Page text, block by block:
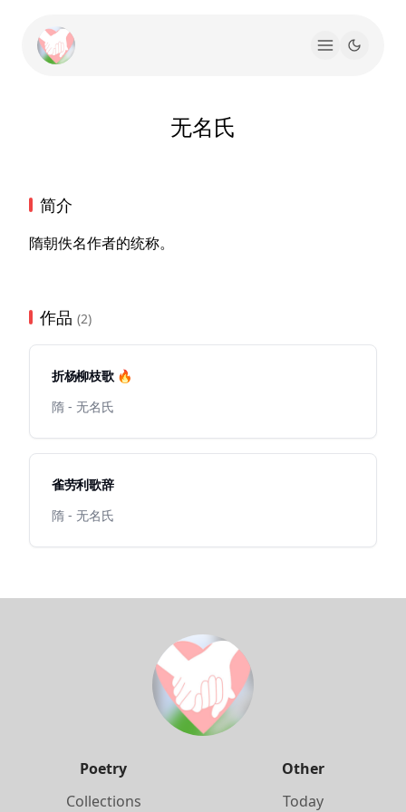
无名氏
简介
隋朝佚名作者的统称。
作品 (2)
折杨柳枝歌 🔥
隋 - 无名氏
雀劳利歌辞
隋 - 无名氏
Poetry
Collections
Other
Today